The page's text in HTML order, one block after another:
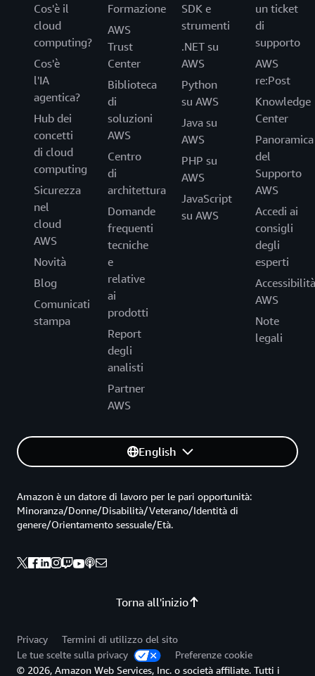
Cos'è il
cloud
computing?
Cos'è
l'IA
agentica?
Hub dei
concetti
di cloud
computing
Sicurezza
nel
cloud
AWS
Novità
Blog
Comunicati
stampa
Formazione
AWS
Trust
Center
Biblioteca
di
soluzioni
AWS
Centro
di
architettura
Domande
frequenti
tecniche
e
relative
ai
prodotti
Report
degli
analisti
Partner
AWS
SDK e
strumenti
.NET su
AWS
Python
su AWS
Java su
AWS
PHP su
AWS
JavaScript
su AWS
un ticket
di
supporto
AWS
re:Post
Knowledge
Center
Panoramica
del
Supporto
AWS
Accedi ai
consigli
degli
esperti
Accessibilità
AWS
Note
legali
English
Torna all'inizio
Amazon è un datore di lavoro per le pari opportunità:
Minoranza/Donne/Disabilità/Veterano/Identità di
genere/Orientamento sessuale/Età.
Privacy
Termini di utilizzo del sito
Le tue scelte sulla privacy
Preferenze cookie
© 2026, Amazon Web Services, Inc. o società affiliate. Tutti i